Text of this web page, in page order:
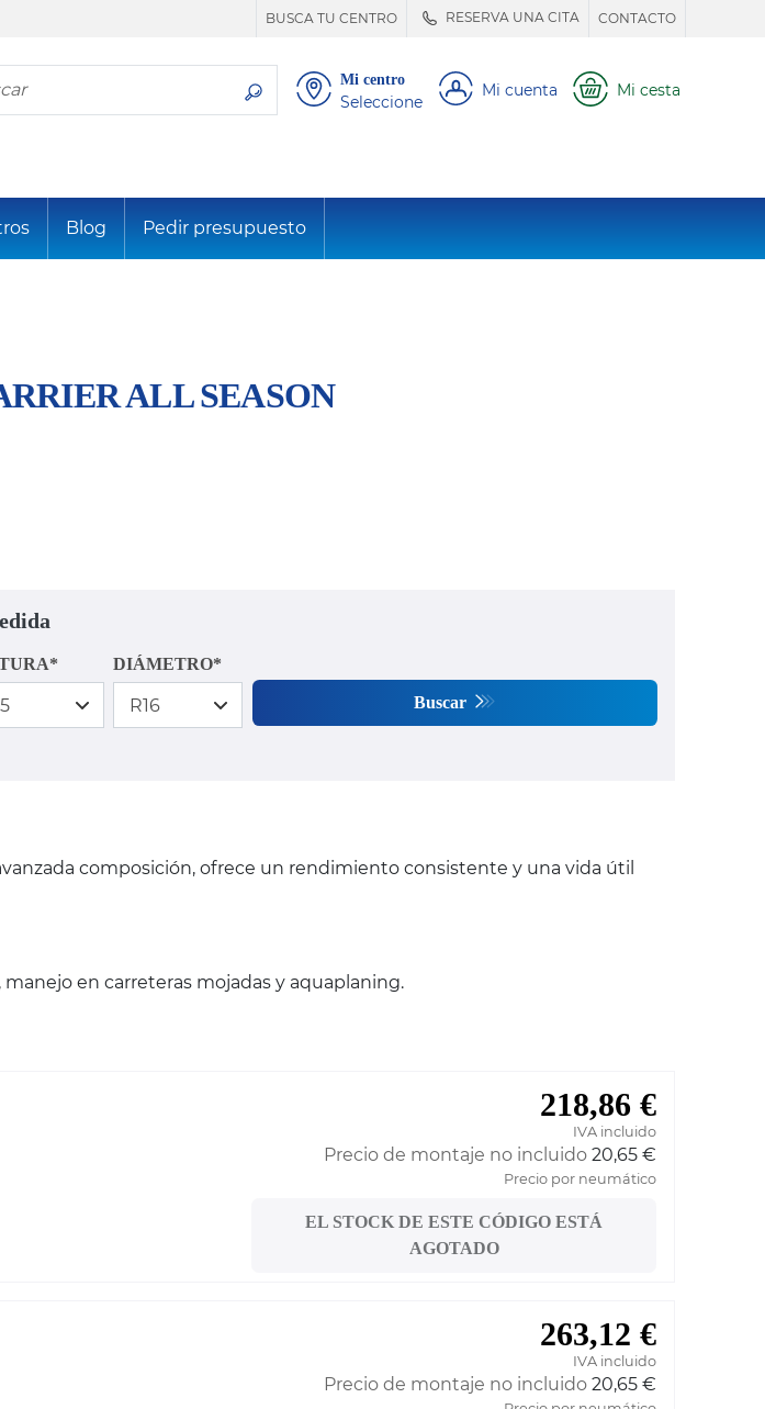
BUSCA TU CENTRO RESERVA UNA CITA CONTACTO
tu neumático Mi centro
Seleccione
Mi cuenta Mi cesta
Blog Pedir presupuesto
ALL SEASON
DIÁMETRO*
Buscar
composición, ofrece un rendimiento consistente y una vida útil
en carreteras mojadas y aquaplaning.
218,86 €
IVA incluido
Precio de montaje no incluido 20,65 €
Precio por neumático
EL STOCK DE ESTE CÓDIGO ESTÁ
AGOTADO
263,12 €
IVA incluido
Precio de montaje no incluido 20,65 €